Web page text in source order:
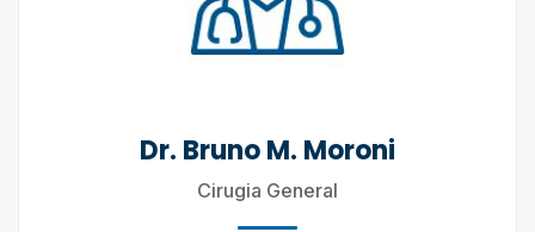
Dr. Bruno M. Moroni
Cirugia General